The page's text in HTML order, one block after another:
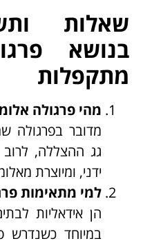
שאלות
בנושא
מתקפלות
מהי פרגולה
מדובר בפרגולה
גג ההצללה,
ידני, ומיוצרת
למי מתאימות
הן אידאליות
במיוחד כשנדרש